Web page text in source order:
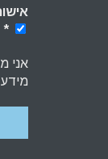
*
אני
מידע